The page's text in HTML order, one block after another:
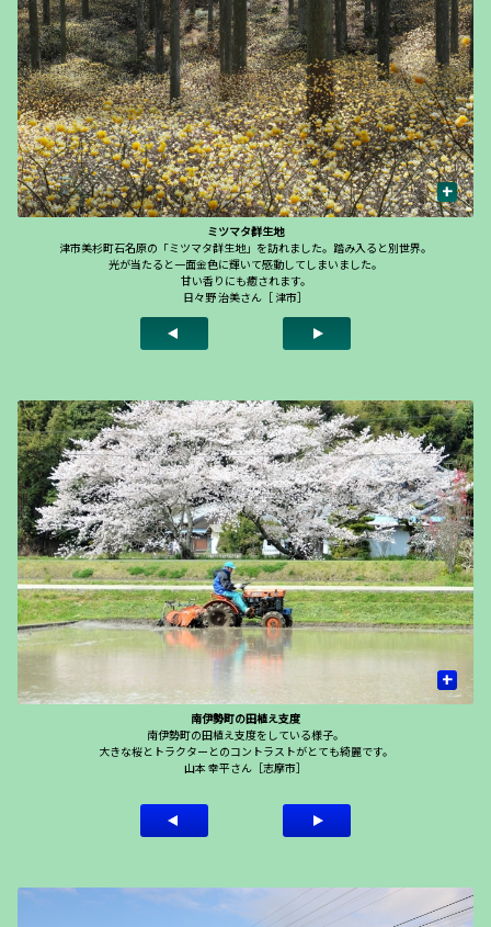
+
ミツマタ群生地
津市美杉町石名原の「ミツマタ群生地」を訪れました。踏み入ると別世界。
光が当たると一面金色に輝いて感動してしまいました。
甘い香りにも癒されます。
日々野 治美さん［ 津市］
+
南伊勢町の田植え支度
南伊勢町の田植え支度をしている様子。
大きな桜とトラクターとのコントラストがとても綺麗です。
山本 幸平さん［志摩市］